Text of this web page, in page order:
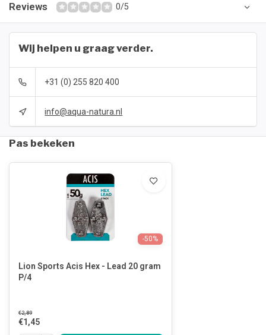
Reviews 0/5
Wij helpen u graag verder.
+31 (0) 255 820 400
info@aqua-natura.nl
Pas bekeken
-50%
Lion Sports Acis Hex - Lead 20 gram
P/4
€2,89
€1,45